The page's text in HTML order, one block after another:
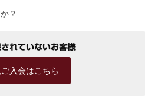
？
れていないお客様
入会はこちら